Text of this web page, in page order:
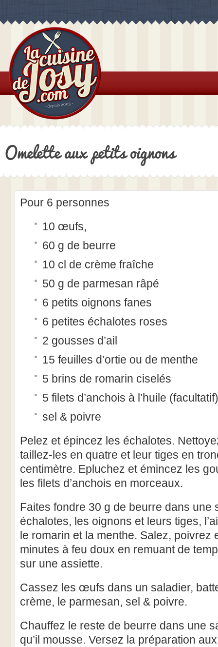
Omelette aux petits oignons
Pour 6 personnes
10 œufs,
60 g de beurre
10 cl de crème fraîche
50 g de parmesan râpé
6 petits oignons fanes
6 petites échalotes roses
2 gousses d’ail
15 feuilles d’ortie ou de menthe
5 brins de romarin ciselés
5 filets d’anchois à l’huile (facultatif)
sel & poivre
Pelez et épincez les échalotes.
taillez-les en quatre et leur tiges en
centimètre. Epluchez et émincez les
les filets d’anchois en morceaux.
Faites fondre 30 g de beurre dans une
échalotes, les oignons et leurs tiges,
le romarin et la menthe. Salez, poivrez
minutes à feu doux en remuant de
sur une assiette.
Cassez les œufs dans un saladier,
crème, le parmesan, sel & poivre.
Chauffez le reste de beurre dans une
qu’il mousse. Versez la préparation